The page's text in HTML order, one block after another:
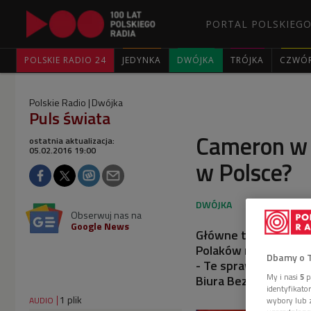
PORTAL
POLSKIE RADIO 24 JEDYNKA DWÓJKA TRÓJKA
Polskie Radio Dwójka
Puls świata
Cameron
w Polsce?
ostatnia aktualizacja:
05.02.2016 19:00
Obserwuj nas na
Google News
Główne tematy
Polaków
- Te sprawy należy
Biura
AUDIO 1 plik
Dbamy o
My i nasi 5
wybory lub